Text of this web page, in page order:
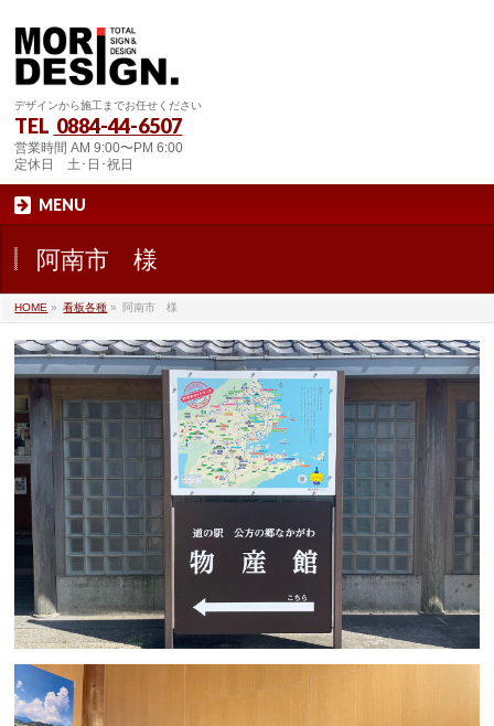
デザインから施工までお任せください
TEL 0884-44-6507
営業時間 AM 9:00〜PM 6:00
定休日 土･日･祝日
MENU
阿南市 様
HOME » 看板各種 » 阿南市 様